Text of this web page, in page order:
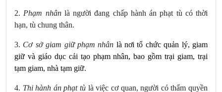
2. Phạm nhânlà người đang chấp hành án phạt tù có thời
hạn, tù chung thân.
3. Cơ sở giam giữ phạm nhân là nơi tổ chức quản lý, giam
giữ và giáo dục cải tạo phạm nhân, bao gồm trại giam, trại
tạm giam, nhà tạm giữ.
4. Thi hành án phạt tù là việc cơ quan, người có thẩm quyền